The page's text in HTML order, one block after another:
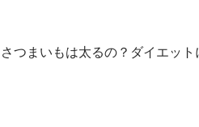
さつまいもは太るの？ダイエット